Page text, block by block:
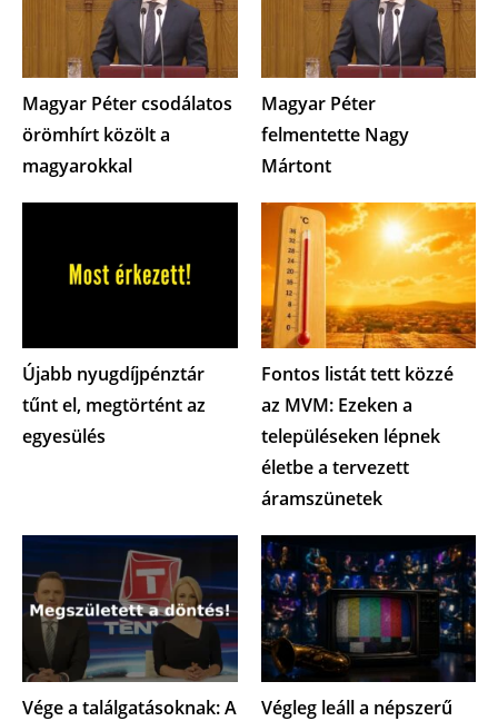
Magyar Péter csodálatos
örömhírt közölt a
magyarokkal
Magyar Péter
felmentette Nagy
Mártont
Újabb nyugdíjpénztár
tűnt el, megtörtént az
egyesülés
Fontos listát tett közzé
az MVM: Ezeken a
településeken lépnek
életbe a tervezett
áramszünetek
Vége a találgatásoknak: A
Végleg leáll a népszerű